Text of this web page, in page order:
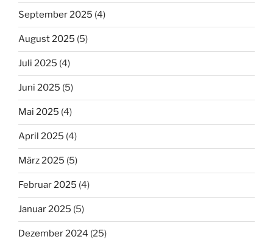
September 2025 (4)
August 2025 (5)
Juli 2025 (4)
Juni 2025 (5)
Mai 2025 (4)
April 2025 (4)
März 2025 (5)
Februar 2025 (4)
Januar 2025 (5)
Dezember 2024 (25)